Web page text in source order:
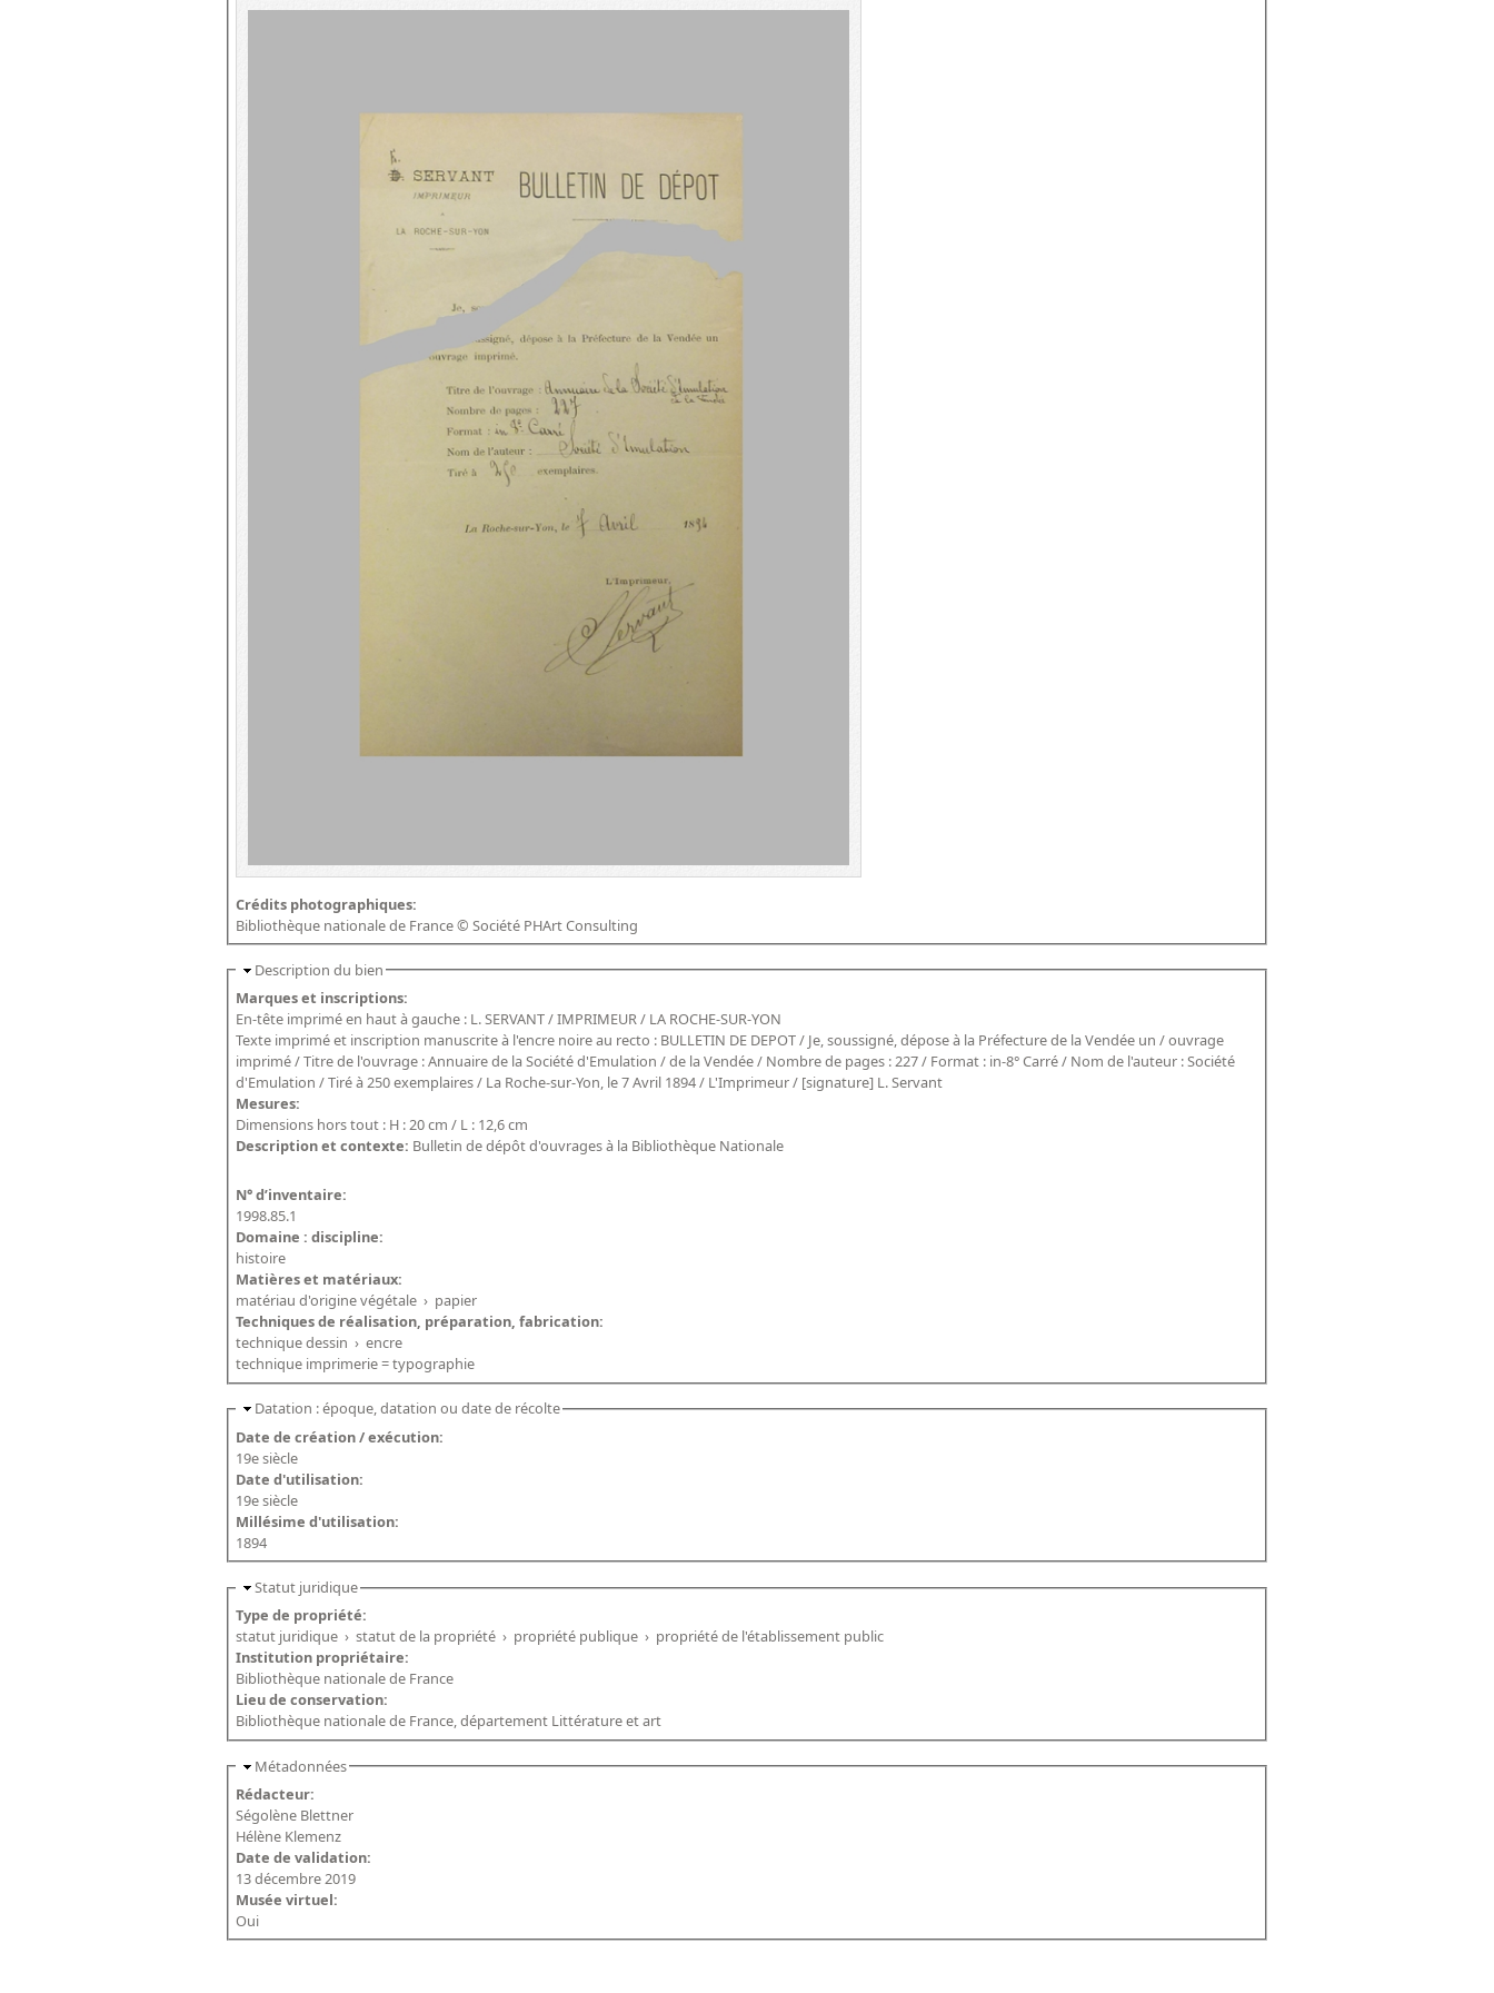
Crédits photographiques:
Bibliothèque nationale de France © Société PHArt Consulting
Description du bien
Marques et inscriptions:
En-tête imprimé en haut à gauche : L. SERVANT / IMPRIMEUR / LA ROCHE-SUR-YON
Texte imprimé et inscription manuscrite à l'encre noire au recto : BULLETIN DE DEPOT / Je, soussigné, dépose à la Préfecture de la Vendée un / ouvrage
imprimé / Titre de l'ouvrage : Annuaire de la Société d'Emulation / de la Vendée / Nombre de pages : 227 / Format : in-8° Carré / Nom de l'auteur : Société
d'Emulation / Tiré à 250 exemplaires / La Roche-sur-Yon, le 7 Avril 1894 / L'Imprimeur / [signature] L. Servant
Mesures:
Dimensions hors tout : H : 20 cm / L : 12,6 cm
Description et contexte: Bulletin de dépôt d'ouvrages à la Bibliothèque Nationale
N° d’inventaire:
1998.85.1
Domaine : discipline:
histoire
Matières et matériaux:
matériau d'origine végétale › papier
Techniques de réalisation, préparation, fabrication:
technique dessin › encre
technique imprimerie = typographie
Datation : époque, datation ou date de récolte
Date de création / exécution:
19e siècle
Date d'utilisation:
19e siècle
Millésime d'utilisation:
1894
Statut juridique
Type de propriété:
statut juridique › statut de la propriété › propriété publique › propriété de l'établissement public
Institution propriétaire:
Bibliothèque nationale de France
Lieu de conservation:
Bibliothèque nationale de France, département Littérature et art
Métadonnées
Rédacteur:
Ségolène Blettner
Hélène Klemenz
Date de validation:
13 décembre 2019
Musée virtuel:
Oui